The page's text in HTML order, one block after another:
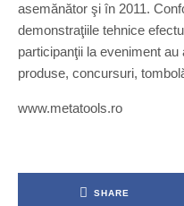
asemănător şi în 2011.
demonstraţiile tehnice
participanţii la eveniment
produse, concursuri,
www.metatools.ro
SHARE